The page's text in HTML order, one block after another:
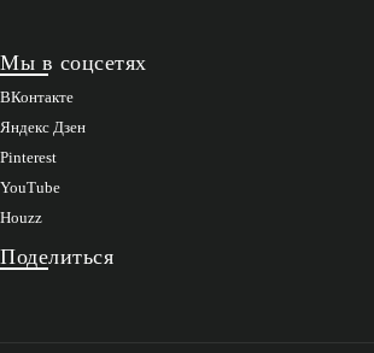
Мы в соцсетях
ВКонтакте
Яндекс Дзен
Pinterest
YouTube
Houzz
Поделиться